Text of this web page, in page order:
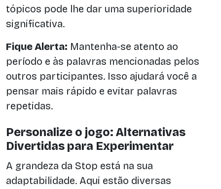
tópicos pode lhe dar uma superioridade
significativa.
Fique Alerta: Mantenha-se atento ao
período e às palavras mencionadas pelos
outros participantes. Isso ajudará você a
pensar mais rápido e evitar palavras
repetidas.
Personalize o jogo: Alternativas
Divertidas para Experimentar
A grandeza da Stop está na sua
adaptabilidade. Aqui estão diversas